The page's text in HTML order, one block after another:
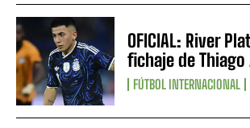
OFICIAL: River
fichaje de Thiago
FÚTBOL INTERNACIONAL